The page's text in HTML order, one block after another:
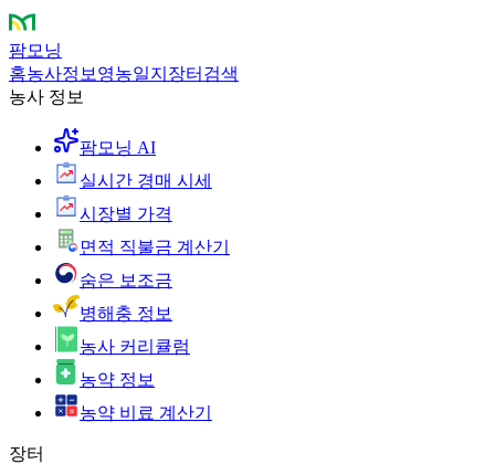
팜모닝
홈농사정보 영농일지 장터 검색
농사 정보
팜모닝 AI
실시간 경매 시세
시장별 가격
면적 직불금 계산기
숨은 보조금
병해충 정보
농사 커리큘럼
농약 정보
농약 비료 계산기
장터